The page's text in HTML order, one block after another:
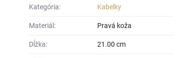
Kategória: Kabelky
Materiál: Pravá koža
Dĺžka: 21.00 cm